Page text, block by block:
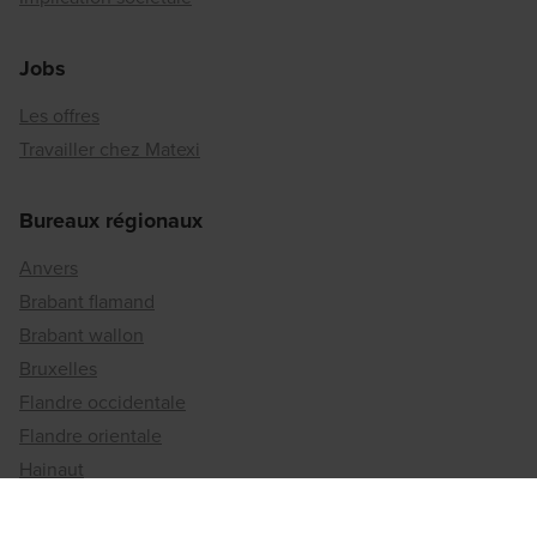
Jobs
Les offres
Travailler chez Matexi
Bureaux régionaux
Anvers
Brabant flamand
Brabant wallon
Bruxelles
Flandre occidentale
Flandre orientale
Hainaut